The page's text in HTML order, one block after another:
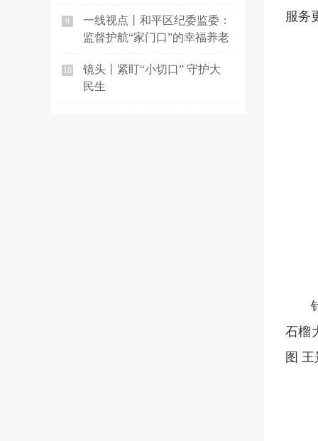
9
一线视点丨和平区纪委监委：
监督护航“家门口”的幸福养老
10
镜头丨紧盯“小切口” 守护大
民生
服务
石榴
图 王